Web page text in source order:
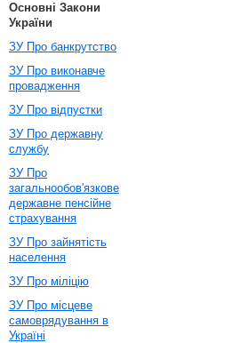
Основні Закони
України
ЗУ Про банкрутство
ЗУ Про виконавче
провадження
ЗУ Про відпустки
ЗУ Про державну
службу
ЗУ Про
загальнообов'язкове
державне пенсійне
страхування
ЗУ Про зайнятість
населення
ЗУ Про міліцію
ЗУ Про місцеве
самоврядування в
Україні